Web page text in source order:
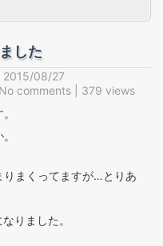
した
2015/08/27
No comments | 379 views
りまくってますが…とりあ
りました。